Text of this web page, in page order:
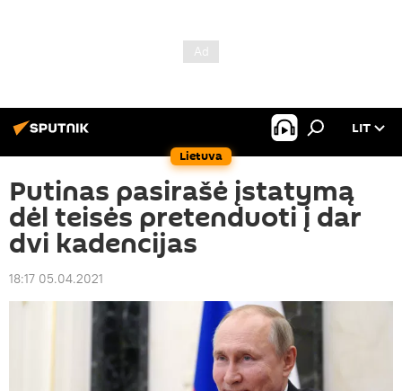
Lietuva
LIT
Putinas pasirašė įstatymą
dėl teisės pretenduoti į dar
dvi kadencijas
18:17 05.04.2021